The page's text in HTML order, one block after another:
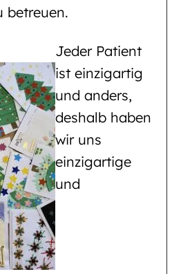
betreuen.
Jeder Patient
ist einzigartig
und anders,
deshalb haben
wir uns
einzigartige
und